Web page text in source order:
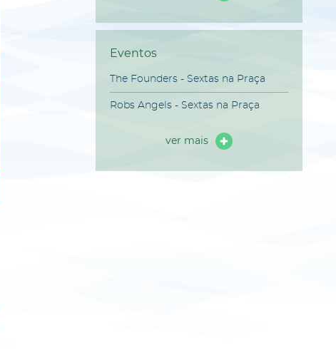
Eventos
The Founders - Sextas na Praça
Robs Angels - Sextas na Praça
ver mais